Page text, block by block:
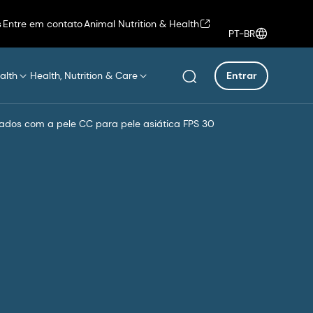
Entre em contatoAnimal Nutrition & Health
PT-BR
Health, Nutrition & Care Entrar
com a pele CC para pele asiática FPS 30